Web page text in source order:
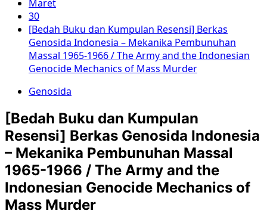
Maret
30
[Bedah Buku dan Kumpulan Resensi] Berkas
Genosida Indonesia – Mekanika Pembunuhan
Massal 1965-1966 / The Army and the Indonesian
Genocide Mechanics of Mass Murder
Genosida
[Bedah Buku dan Kumpulan
Resensi] Berkas Genosida Indonesia
– Mekanika Pembunuhan Massal
1965-1966 / The Army and the
Indonesian Genocide Mechanics of
Mass Murder